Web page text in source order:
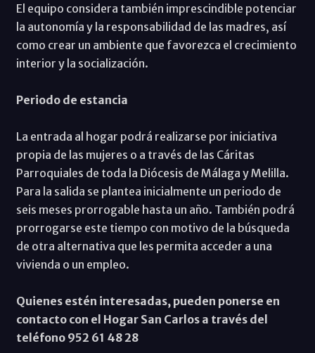
El equipo considera también imprescindible potenciar
la autonomía y la responsabilidad de las madres, así
como crear un ambiente que favorezca el crecimiento
interior y la socialización.
Periodo de estancia
La entrada al hogar podrá realizarse por iniciativa
propia de las mujeres o a través de las Cáritas
Parroquiales de toda la Diócesis de Málaga y Melilla.
Para la salida se plantea inicialmente un periodo de
seis meses prorrogable hasta un año. También podrá
prorrogarse este tiempo con motivo de la búsqueda
de otra alternativa que les permita acceder a una
vivienda o un empleo.
Quienes estén interesadas, pueden ponerse en
contacto con el Hogar San Carlos a través del
teléfono 952 61 48 28